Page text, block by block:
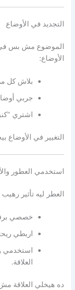
التجديد في الأوضاع
الموضوع مش بس في
الأوضاع:
بلاش كل
جربي
اشتري
التغيير في الأوضاع
استخدمي العطور
العطر ليه تأثير
خصصي
اربطي
استخدمي
العلاقة.
ده هيخلي العلاقة